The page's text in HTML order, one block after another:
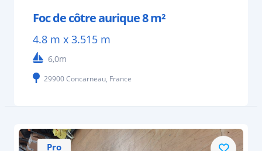
Foc de côtre aurique 8 m²
4.8 m x 3.515 m
6,0m
29900 Concarneau, France
Pro